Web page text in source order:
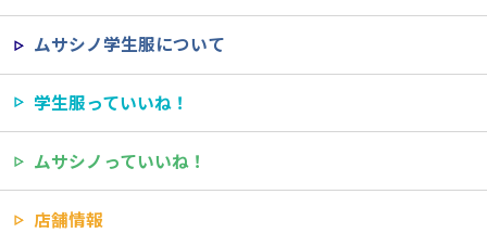
ムサシノ学生服について
学生服っていいね！
ムサシノっていいね！
店舗情報